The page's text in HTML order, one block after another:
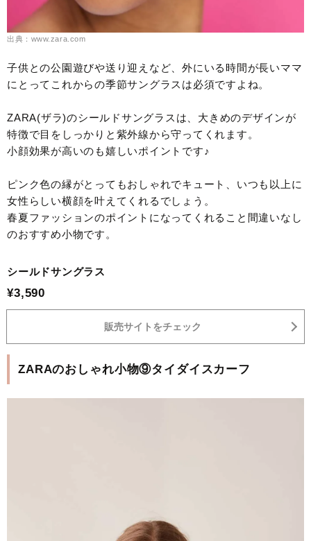
出典：www.zara.com
子供との公園遊びや送り迎えなど、外にいる時間が長いママ
にとってこれからの季節サングラスは必須ですよね。
ZARA(ザラ)のシールドサングラスは、大きめのデザインが
特徴で目をしっかりと紫外線から守ってくれます。
小顔効果が高いのも嬉しいポイントです♪
ピンク色の縁がとってもおしゃれでキュート、いつも以上に
女性らしい横顔を叶えてくれるでしょう。
春夏ファッションのポイントになってくれること間違いなし
のおすすめ小物です。
シールドサングラス
¥3,590
販売サイトをチェック
ZARAのおしゃれ小物⑨タイダイスカーフ